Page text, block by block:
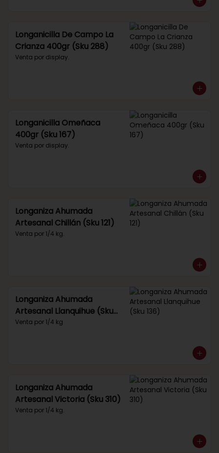
Longanicilla De Campo La
Crianza 400gr (Sku 288)
Venta por display.
Longanicilla Omeñaca
400gr (Sku 167)
Venta por display.
Longaniza Ahumada
Artesanal Chillán (Sku 121)
Venta por 1/4 kg.
Longaniza Ahumada
Artesanal Llanquihue (Sku
136)
Venta por 1/4 kg
Longaniza Ahumada
Artesanal Victoria (Sku 310)
Venta por 1/4 kg.